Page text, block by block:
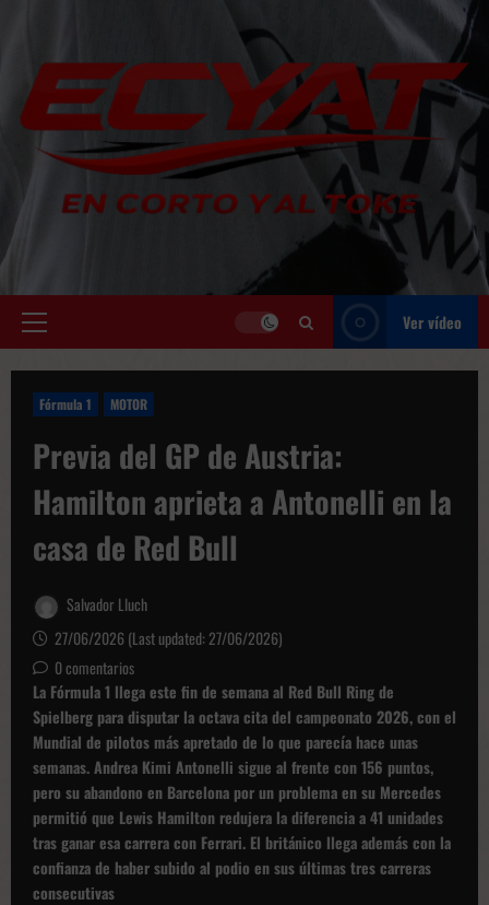
contenido
Menú
Ver vídeo
Fórmula 1 MOTOR
Previa del GP de Austria:
Hamilton aprieta a Antonelli en la
casa de Red Bull
Salvador Lluch
27/06/2026 (Last updated: 27/06/2026)
0 comentarios
La Fórmula 1 llega este fin de semana al Red Bull Ring de
Spielberg para disputar la octava cita del campeonato 2026, con el
Mundial de pilotos más apretado de lo que parecía hace unas
semanas. Andrea Kimi Antonelli sigue al frente con 156 puntos,
pero su abandono en Barcelona por un problema en su Mercedes
permitió que Lewis Hamilton redujera la diferencia a 41 unidades
tras ganar esa carrera con Ferrari. El británico llega además con la
confianza de haber subido al podio en sus últimas tres carreras
consecutivas